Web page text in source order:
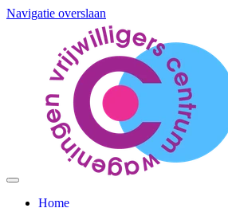
Navigatie overslaan
Home